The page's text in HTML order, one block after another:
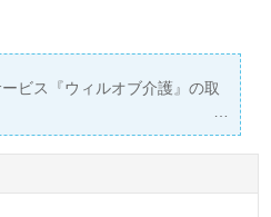
ビス『ウィルオブ介護』の取
ください♪
をサポートいたします。